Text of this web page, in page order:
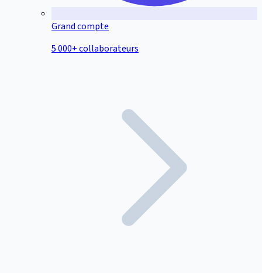
Grand compte
5 000+ collaborateurs